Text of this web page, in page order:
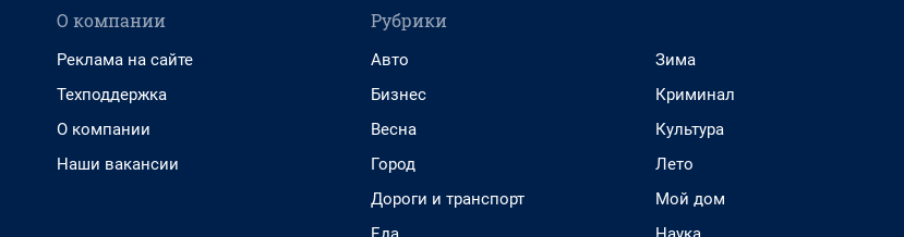
О компании
Реклама на сайте
Техподдержка
О компании
Наши вакансии
Рубрики
Авто
Бизнес
Весна
Город
Дороги и транспорт
Зима
Криминал
Культура
Лето
Мой дом